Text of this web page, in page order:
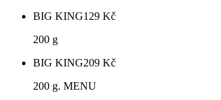
BIG KING129 Kč
200 g
BIG KING209 Kč
200 g. MENU